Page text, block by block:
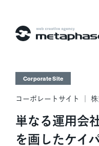
株式会社メタフェイズ
Corporate Site
コーポレートサイト ｜
単なる運用会
を画したケイ